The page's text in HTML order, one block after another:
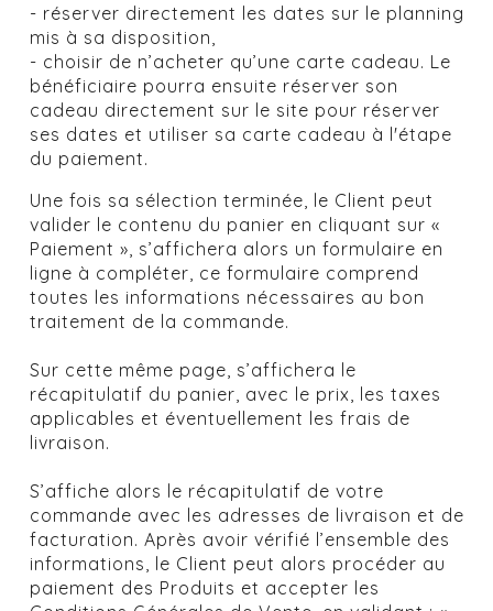
- réserver directement les dates sur le planning
mis à sa disposition,
- choisir de n’acheter qu’une carte cadeau. Le
bénéficiaire pourra ensuite réserver son
cadeau directement sur le site pour réserver
ses dates et utiliser sa carte cadeau à l'étape
du paiement.
Une fois sa sélection terminée, le Client peut
valider le contenu du panier en cliquant sur «
Paiement », s’affichera alors un formulaire en
ligne à compléter, ce formulaire comprend
toutes les informations nécessaires au bon
traitement de la commande.
Sur cette même page, s’affichera le
récapitulatif du panier, avec le prix, les taxes
applicables et éventuellement les frais de
livraison.
S’affiche alors le récapitulatif de votre
commande avec les adresses de livraison et de
facturation. Après avoir vérifié l’ensemble des
informations, le Client peut alors procéder au
paiement des Produits et accepter les